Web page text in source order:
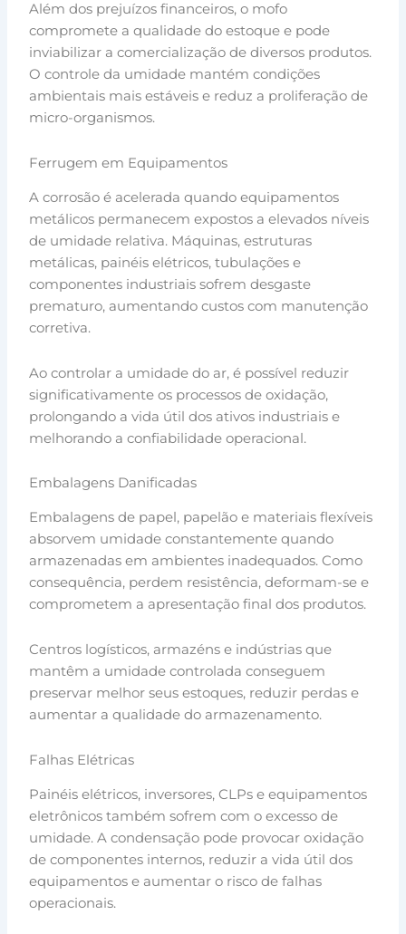
Além dos prejuízos financeiros, o mofo
compromete a qualidade do estoque e pode
inviabilizar a comercialização de diversos produtos.
O controle da umidade mantém condições
ambientais mais estáveis e reduz a proliferação de
micro-organismos.
Ferrugem em Equipamentos
A corrosão é acelerada quando equipamentos
metálicos permanecem expostos a elevados níveis
de umidade relativa. Máquinas, estruturas
metálicas, painéis elétricos, tubulações e
componentes industriais sofrem desgaste
prematuro, aumentando custos com manutenção
corretiva.
Ao controlar a umidade do ar, é possível reduzir
significativamente os processos de oxidação,
prolongando a vida útil dos ativos industriais e
melhorando a confiabilidade operacional.
Embalagens Danificadas
Embalagens de papel, papelão e materiais flexíveis
absorvem umidade constantemente quando
armazenadas em ambientes inadequados. Como
consequência, perdem resistência, deformam-se e
comprometem a apresentação final dos produtos.
Centros logísticos, armazéns e indústrias que
mantêm a umidade controlada conseguem
preservar melhor seus estoques, reduzir perdas e
aumentar a qualidade do armazenamento.
Falhas Elétricas
Painéis elétricos, inversores, CLPs e equipamentos
eletrônicos também sofrem com o excesso de
umidade. A condensação pode provocar oxidação
de componentes internos, reduzir a vida útil dos
equipamentos e aumentar o risco de falhas
operacionais.